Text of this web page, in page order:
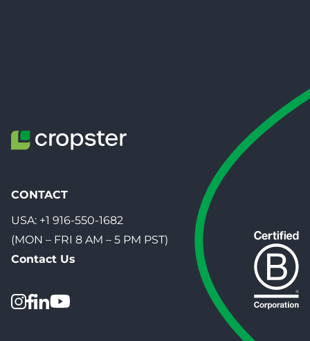
CONTACT
USA: +1 916-550-1682
(MON – FRI 8 AM – 5 PM PST)
Contact Us